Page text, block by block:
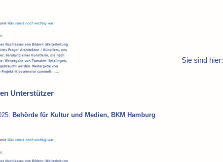
Unterstützer
Behörde für Kultur und Medien, BKM Hamburg
Sie sind hier: